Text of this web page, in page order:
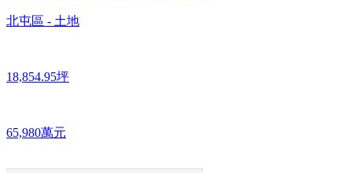
北屯區 - 土地
18,854.95坪
65,980萬元